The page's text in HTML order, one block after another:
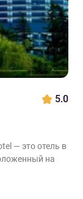
5.0
— это отель в
на